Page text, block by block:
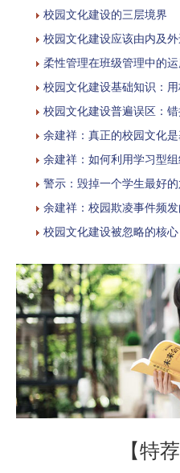
校园文化建设的三层境界
校园文化建设应该由内及
柔性管理在班级管理中的
校园文化建设基础知识：
校园文化建设普遍误区：
余建祥：真正的校园文化
余建祥：如何利用学习型
警示：毁掉一个学生最好的
余建祥：校园欺凌事件频
校园文化建设被忽略的核
【特